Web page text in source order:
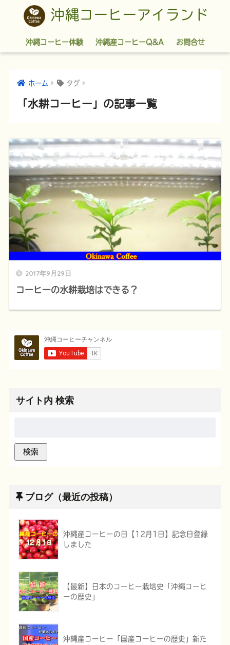
沖縄コーヒーアイランド
沖縄コーヒー体験 沖縄産コーヒーQ&A お問合せ
ホーム タグ
「水耕コーヒー」の記事一覧
2017年9月29日
コーヒーの水耕栽培はできる？
サイト内 検索
ブログ（最近の投稿）
沖縄産コーヒーの日【12月1日】記念日登録
しました
【最新】日本のコーヒー栽培史「沖縄コーヒ
ーの歴史」
沖縄産コーヒー「国産コーヒーの歴史」新た